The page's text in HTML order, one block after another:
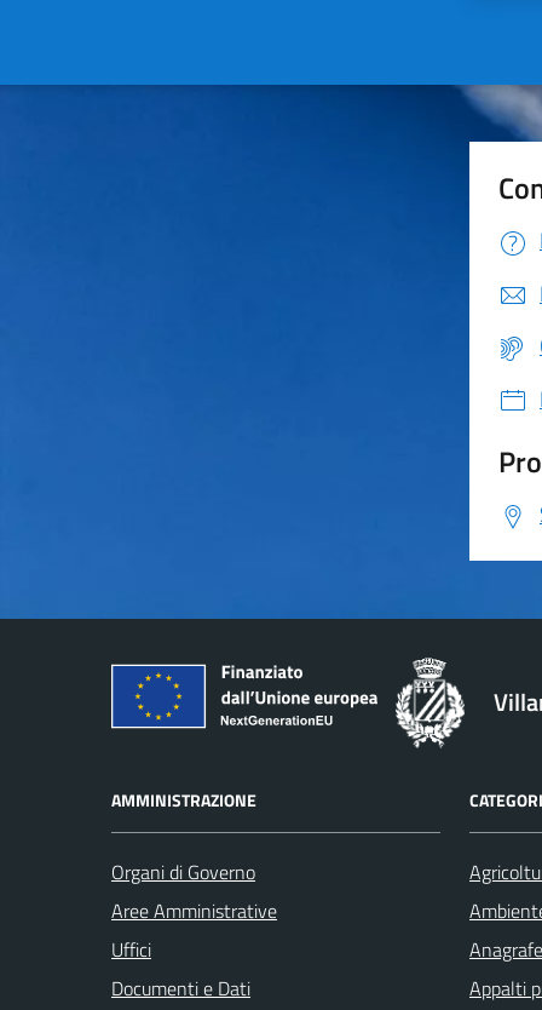
AMMINISTRAZIONE
Organi di Governo
Aree Amministrative
Uffici
Documenti e Dati
Appalti